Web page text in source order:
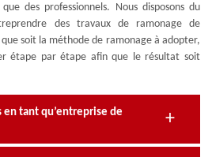
des professionnels. Nous disposons du
des travaux de ramonage de
soit la méthode de ramonage à adopter,
étape par étape afin que le résultat soit
tant qu’entreprise de